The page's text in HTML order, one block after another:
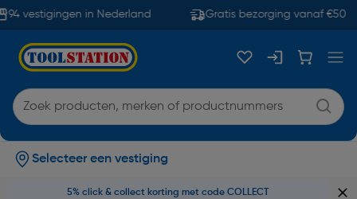
94 vestigingen in Nederland Gratis bezorging vanaf €50
Selecteer een vestiging
5% click & collect korting met code COLLECT